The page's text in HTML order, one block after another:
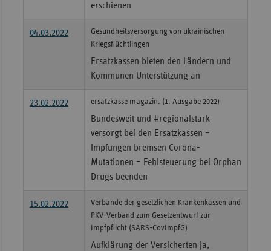
erschienen
04.03.2022
Gesundheitsversorgung von ukrainischen
Kriegsflüchtlingen
Ersatzkassen bieten den Ländern und
Kommunen Unterstützung an
23.02.2022 ersatzkasse magazin. (1. Ausgabe 2022)
Bundesweit und #regionalstark
versorgt bei den Ersatzkassen –
Impfungen bremsen Corona-
Mutationen – Fehlsteuerung bei Orphan
Drugs beenden
15.02.2022
Verbände der gesetzlichen Krankenkassen und
PKV-Verband zum Gesetzentwurf zur
Impfpflicht (SARS-CovImpfG)
Aufklärung der Versicherten ja,